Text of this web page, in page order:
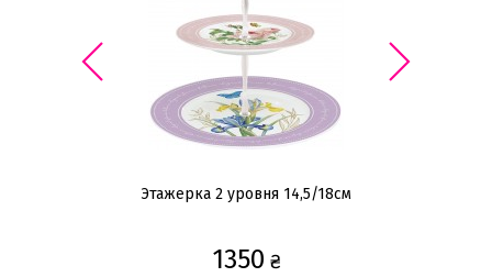
Этажерка 2 уровня 14,5/18см
1350 ₴